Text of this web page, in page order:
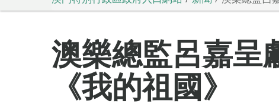
澳樂總監呂嘉呈
《我的祖國》